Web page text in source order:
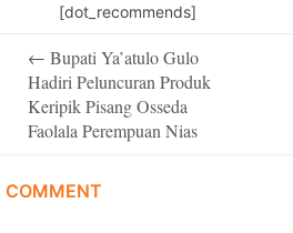
[dot_recommends]
navigation
← Bupati Ya’atulo Gulo
Hadiri Peluncuran Produk
Keripik Pisang Osseda
Faolala Perempuan Nias
COMMENT